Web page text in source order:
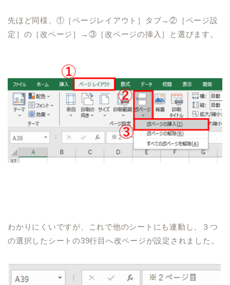
先ほど同様、①［ページレイアウト］タブ→②［ページ設
定］の［改ページ］→③［改ページの挿入］と選びます。
わかりにくいですが、これで他のシートにも連動し、３つ
の選択したシートの39行目へ改ページが設定されました。